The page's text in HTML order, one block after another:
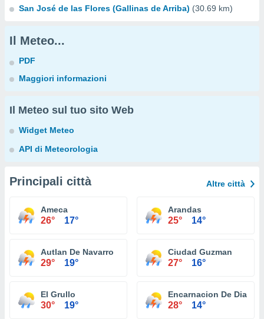
San José de las Flores (Gallinas de Arriba) (30.69 km)
Il Meteo...
PDF
Maggiori informazioni
Il Meteo sul tuo sito Web
Widget Meteo
API di Meteorologia
Principali città Altre città
Ameca
26° 17°
Arandas
25° 14°
Autlan De Navarro
29° 19°
Ciudad Guzman
27° 16°
El Grullo
30° 19°
Encarnacion De Diaz
28° 14°